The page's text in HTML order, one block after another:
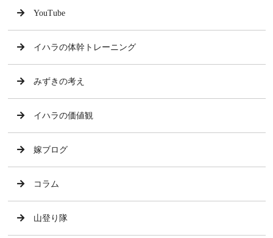
YouTube
イハラの体幹トレーニング
みずきの考え
イハラの価値観
嫁ブログ
コラム
山登り隊